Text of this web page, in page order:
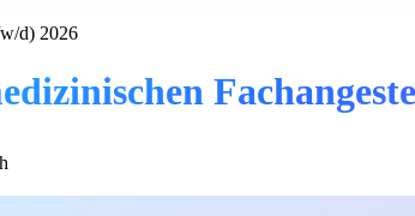
d) 2026